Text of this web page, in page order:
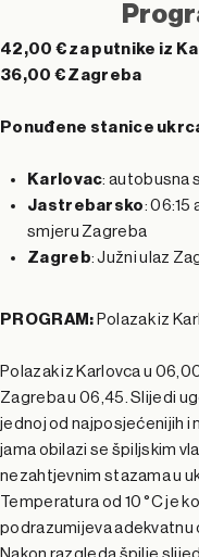
42,00 € za putnike iz
36,00 € Zagreba
Ponuđene stanice
Karlovac: autobusna
Jastrebarsko: 06:15
smjeru Zagreba
Zagreb: Južni ulaz
PROGRAM: Polazak iz
Polazak iz Karlovca u
Zagreba u 06,45. Slijedi
jednoj od najposjećenijih i
jama obilazi se špiljskim
nezahtjevnim stazama u
Temperatura od 10 °C je
podrazumijeva adekvatnu